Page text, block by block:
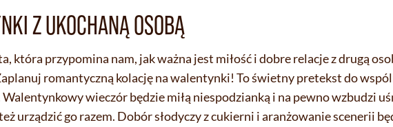
Z UKOCHANĄ OSOBĄ
która przypomina nam, jak ważna jest miłość i dobre relacje z drugą
romantyczną kolację na walentynki! To świetny pretekst do
Walentynkowy wieczór będzie miłą niespodzianką i na pewno wzbudzi
urządzić go razem. Dobór słodyczy z cukierni i aranżowanie scenerii